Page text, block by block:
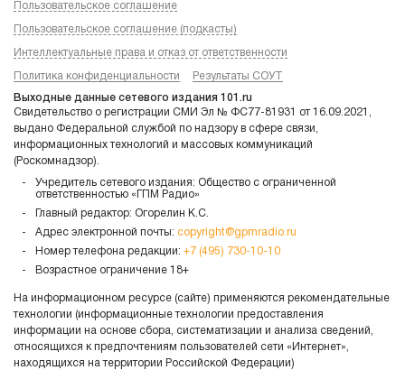
Пользовательское соглашение
Пользовательское соглашение (подкасты)
Интеллектуальные права и отказ от ответственности
Политика конфиденциальности Результаты СОУТ
Выходные данные сетевого издания 101.ru
Свидетельство о регистрации СМИ Эл № ФС77-81931 от 16.09.2021,
выдано Федеральной службой по надзору в сфере связи,
информационных технологий и массовых коммуникаций
(Роскомнадзор).
Учредитель сетевого издания: Общество с ограниченной
ответственностью «ГПМ Радио»
Главный редактор: Огорелин К.С.
Адрес электронной почты: copyright@gpmradio.ru
Номер телефона редакции: +7 (495) 730-10-10
Возрастное ограничение 18+
На информационном ресурсе (сайте) применяются рекомендательные
технологии (информационные технологии предоставления
информации на основе сбора, систематизации и анализа сведений,
относящихся к предпочтениям пользователей сети «Интернет»,
находящихся на территории Российской Федерации)